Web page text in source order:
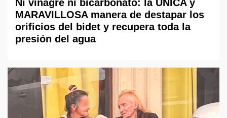
Ni vinagre ni bicarbonato: la ÚNICA y
MARAVILLOSA manera de destapar los
orificios del bidet y recupera toda la
presión del agua